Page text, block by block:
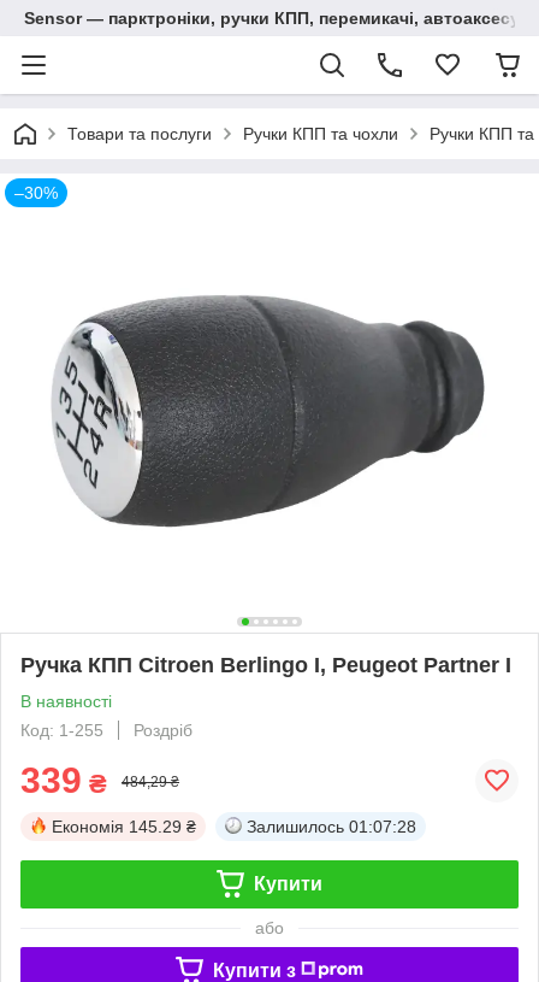
Sensor — парктроніки, ручки КПП, перемикачі,
Товари та послуги Ручки КПП та чохли Ручки КПП
–30%
Ручка КПП Citroen Berlingo I, Peugeot Partner I
В наявності
Код: 1-255
Роздріб
339 ₴ 484,29 ₴
Економія 145.29 ₴ Залишилось 01:07:27
Купити
або
Купити з